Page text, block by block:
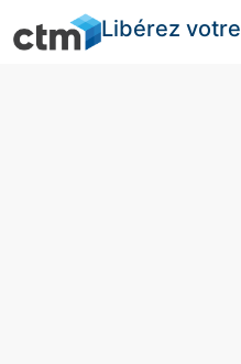
Libérez votre